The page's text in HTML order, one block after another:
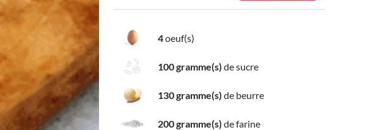
4oeuf(s)
100 gramme(s) de sucre
130 gramme(s) de beurre
200 gramme(s) de farine